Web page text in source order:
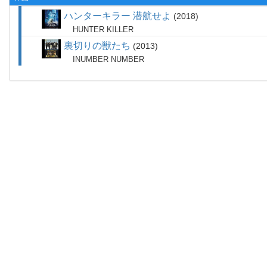
ハンターキラー 潜航せよ 2018
HUNTER KILLER
裏切りの獣たち 2013
INUMBER NUMBER